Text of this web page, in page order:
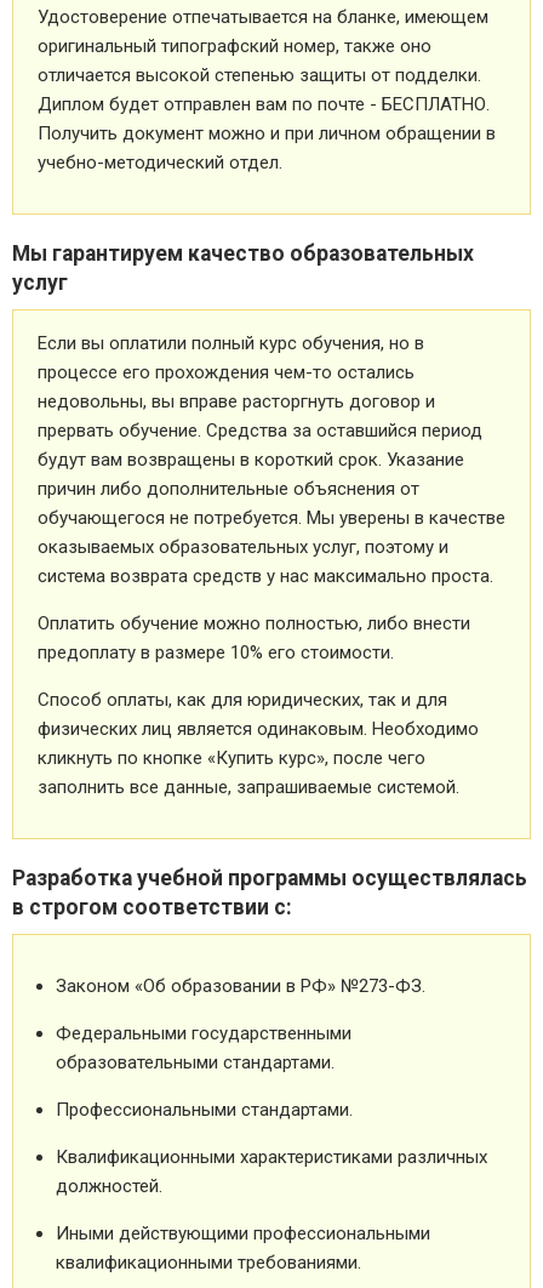
Удостоверение отпечатывается на бланке, имеющем
оригинальный типографский номер, также оно
отличается высокой степенью защиты от подделки.
Диплом будет отправлен вам по почте - БЕСПЛАТНО.
Получить документ можно и при личном обращении в
учебно-методический отдел.
Мы гарантируем качество образовательных
услуг
Если вы оплатили полный курс обучения, но в
процессе его прохождения чем-то остались
недовольны, вы вправе расторгнуть договор и
прервать обучение. Средства за оставшийся период
будут вам возвращены в короткий срок. Указание
причин либо дополнительные объяснения от
обучающегося не потребуется. Мы уверены в качестве
оказываемых образовательных услуг, поэтому и
система возврата средств у нас максимально проста.
Оплатить обучение можно полностью, либо внести
предоплату в размере 10% его стоимости.
Способ оплаты, как для юридических, так и для
физических лиц является одинаковым. Необходимо
кликнуть по кнопке «Купить курс», после чего
заполнить все данные, запрашиваемые системой.
Разработка учебной программы осуществлялась
в строгом соответствии с:
Законом «Об образовании в РФ» №273-ФЗ.
Федеральными государственными
образовательными стандартами.
Профессиональными стандартами.
Квалификационными характеристиками различных
должностей.
Иными действующими профессиональными
квалификационными требованиями.